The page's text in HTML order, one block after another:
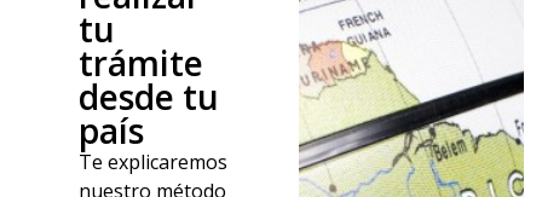
tu
trámite
desde tu
país
Te explicaremos
nuestro método